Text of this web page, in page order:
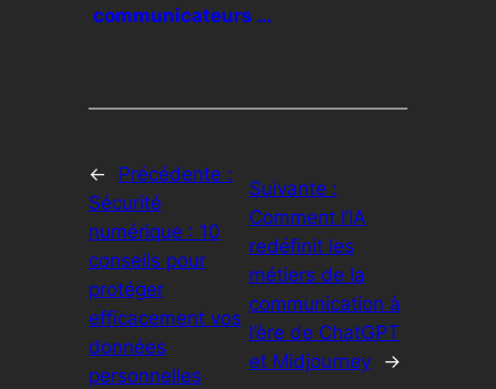
communicateurs …
←
Précédente :
Sécurité
numérique : 10
conseils pour
protéger
efficacement vos
données
personnelles
Suivante :
Comment l’IA
redéfinit les
métiers de la
communication à
l’ère de ChatGPT
et Midjourney
→